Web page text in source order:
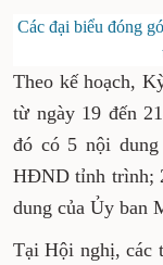
Các đại biểu đóng
Theo kế hoạch,
từ ngày 19 đến
đó có 5 nội
HĐND tỉnh trình;
dung của Ủy ban
Tại Hội nghị, các